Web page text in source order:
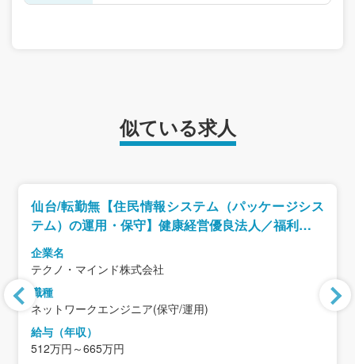
似ている求人
仙台/転勤無【住民情報システム（パッケージシス
テム）の運用・保守】健康経営優良法人／福利厚生
◎／教育プログラム◎
企業名
テクノ・マインド株式会社
職種
ネットワークエンジニア(保守/運用)
給与（年収）
512万円～665万円